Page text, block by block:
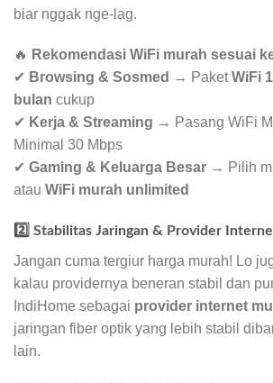
biar nggak nge-lag.
🔥 Rekomendasi WiFi murah sesuai
✔ Browsing & Sosmed → PaketWiFi
bulan cukup
✔ Kerja & Streaming → Pasang WiFi
Minimal 30 Mbps
✔ Gaming & Keluarga Besar → Pilih
atau WiFi murah unlimited
2️⃣ Stabilitas Jaringan & Provider
Jangan cuma tergiur harga murah! Lo
kalau providernya beneran stabil dan
IndiHome sebagai provider internet
jaringan fiber optik yang lebih stabil
lain.